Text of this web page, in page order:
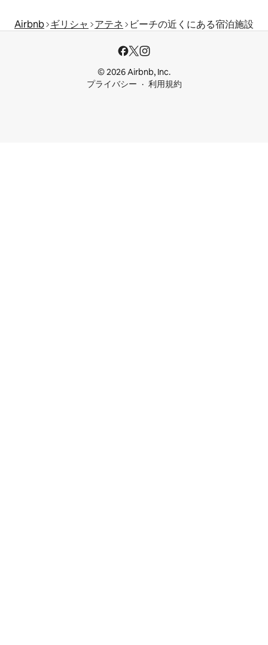
Airbnb ギリシャ アテネ ビーチの近くにある宿泊施設
© 2026 Airbnb, Inc.
プライバシー
利用規約